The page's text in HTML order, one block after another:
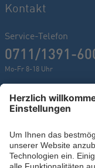
Kontakt
Service-Telefon
0711/1391-
Mo-Fr 8-18 Uhr
Kontaktformular